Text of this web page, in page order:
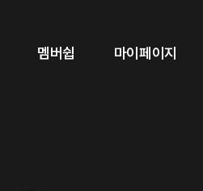
멤버쉽 마이페이지